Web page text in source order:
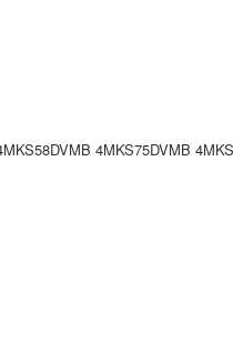
4MKS75DVMB